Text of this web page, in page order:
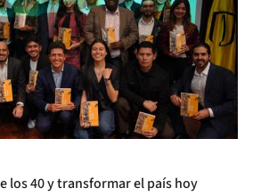
los 40 y transformar el país hoy